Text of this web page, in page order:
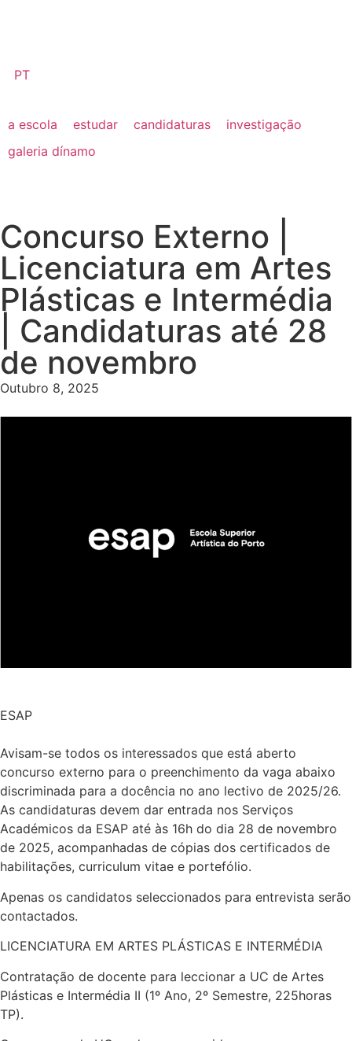
PT
a escola estudar candidaturas
investigação
galeria dínamo
Concurso Externo |
Licenciatura em Artes
Plásticas e Intermédia
| Candidaturas até 28
de novembro
Outubro 8, 2025
ESAP
Avisam-se todos os interessados que está aberto
concurso externo para o preenchimento da vaga abaixo
discriminada para a docência no ano lectivo de 2025/26.
As candidaturas devem dar entrada nos Serviços
Académicos da ESAP até às 16h do dia 28 de novembro
de 2025, acompanhadas de cópias dos certificados de
habilitações, curriculum vitae e portefólio.
Apenas os candidatos seleccionados para entrevista serão
contactados.
LICENCIATURA EM ARTES PLÁSTICAS E INTERMÉDIA
Contratação de docente para leccionar a UC de Artes
Plásticas e Intermédia II (1º Ano, 2º Semestre, 225horas
TP).